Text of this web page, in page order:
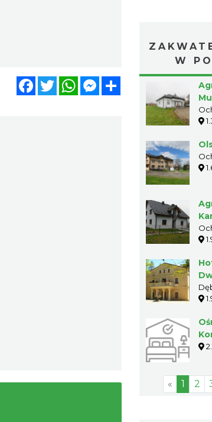
FacebookTwitterWhatsAppMessenger
W
« 1 2